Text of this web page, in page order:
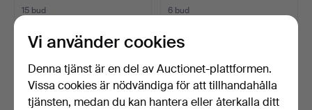
15 bud
6 bud
Vi använder cookies
Denna tjänst är en del av Auctionet-plattformen.
Vissa cookies är nödvändiga för att tillhandahålla
tjänsten, medan du kan hantera eller återkalla ditt